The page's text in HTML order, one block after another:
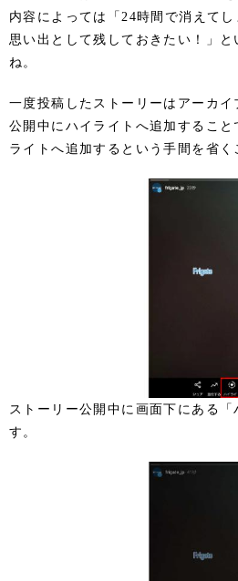
内容によっては「24時間で消えてし
思い出として残しておきたい！」と
ね。
一度投稿したストーリーはアーカイ
公開中にハイライトへ追加すること
ライトへ追加するという手間を省く
ストーリー公開中に画面下にある「
す。